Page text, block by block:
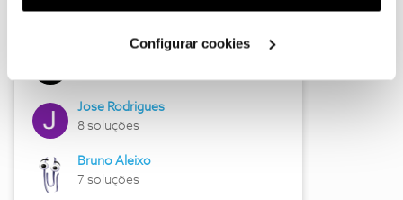
utilização dos cookies clicando em "Configurar
Configurar cookies
Hall of Fame de junho
Jose Rodrigues
8 soluções
Bruno Aleixo
7 soluções